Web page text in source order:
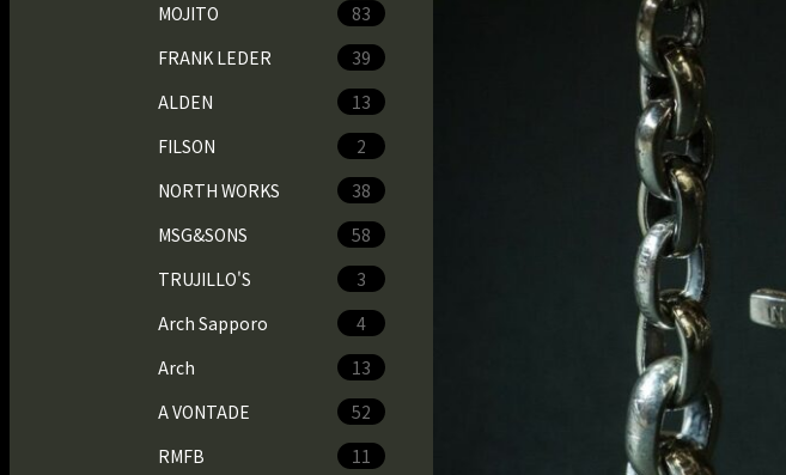
MOJITO
83
FRANK LEDER
39
ALDEN
13
FILSON
2
NORTH WORKS
38
MSG&SONS
58
TRUJILLO'S
3
Arch Sapporo
4
Arch
13
A VONTADE
52
RMFB
11